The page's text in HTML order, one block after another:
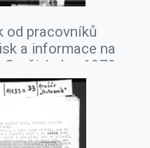
od pracovníků
a informace na
leden 1979.